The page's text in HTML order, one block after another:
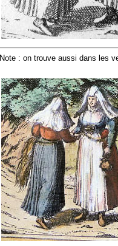
Note : on trouve aussi dans les